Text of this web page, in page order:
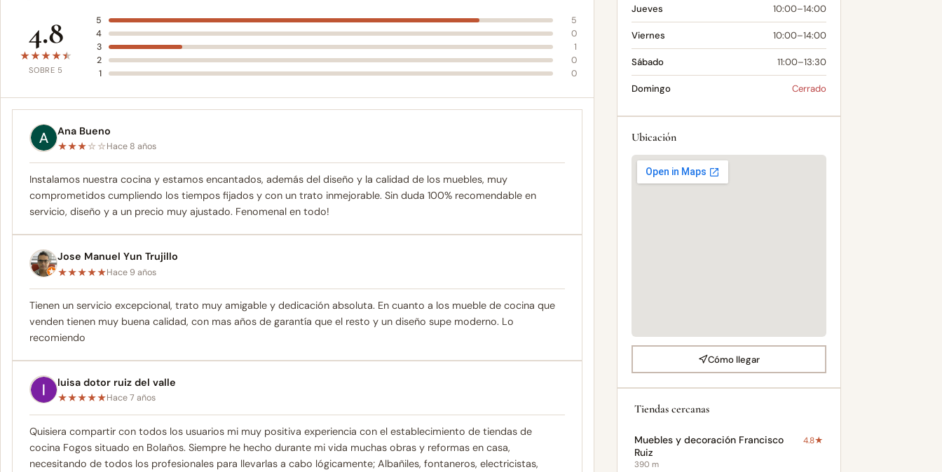
4.8
★★★★★
SOBRE 5
5
5
4
0
3
1
2
0
1
0
Ana Bueno
★★★☆☆Hace 8 años
Instalamos nuestra cocina y estamos encantados, además del diseño y la calidad de los muebles, muy
comprometidos cumpliendo los tiempos fijados y con un trato inmejorable. Sin duda 100% recomendable en
servicio, diseño y a un precio muy ajustado. Fenomenal en todo!
Jose Manuel Yun Trujillo
★★★★★Hace 9 años
Tienen un servicio excepcional, trato muy amigable y dedicación absoluta. En cuanto a los mueble de cocina que
venden tienen muy buena calidad, con mas años de garantía que el resto y un diseño supe moderno. Lo
recomiendo
luisa dotor ruiz del valle
★★★★★Hace 7 años
Quisiera compartir con todos los usuarios mi muy positiva experiencia con el establecimiento de tiendas de
cocina Fogos situado en Bolaños. Siempre he hecho durante mi vida muchas obras y reformas en casa,
necesitando de todos los profesionales para llevarlas a cabo lógicamente; Albañiles, fontaneros, electricistas,
Jueves 10:00–14:00
Viernes 10:00–14:00
Sábado 11:00–13:30
Domingo Cerrado
Ubicación
Cómo llegar
Tiendas cercanas
Muebles y decoración Francisco
Ruiz
4.8★
390 m